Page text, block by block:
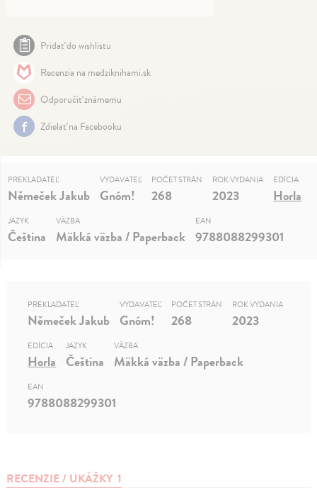
Pridať do wishlistu
Recenzia na medziknihami.sk
Odporučiť známemu
Zdielať na Facebooku
PREKLADATEĽ
Němeček Jakub
VYDAVATEĽ
Gnóm!
POČET STRÁN
268
ROK VYDANIA
2023
EDÍCIA
Horla
JAZYK
Čeština
VÄZBA
Mäkká väzba / Paperback
EAN
9788088299301
RECENZIE / UKÁŽKY 1
PREKLADATEĽ
Němeček Jakub
VYDAVATEĽ
Gnóm!
POČET STRÁN
268
ROK VYDANIA
2023
EDÍCIA
Horla
JAZYK
Čeština
VÄZBA
Mäkká väzba / Paperback
EAN
9788088299301